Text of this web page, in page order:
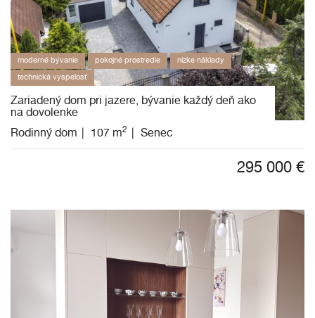
Zariadený dom pri jazere, bývanie každý deň ako
na dovolenke
moderné bývanie pokojné prostredie nízke náklady
technická vyspelosť
Rodinný dom 107 m2 Senec
295 000 €